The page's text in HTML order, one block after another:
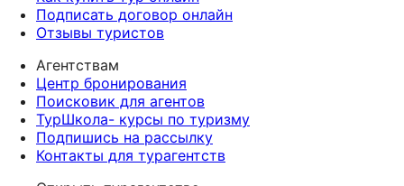
Подписать договор онлайн
Отзывы туристов
Агентствам
Центр бронирования
Поисковик для агентов
ТурШкола- курсы по туризму
Подпишись на рассылку
Контакты для турагентств